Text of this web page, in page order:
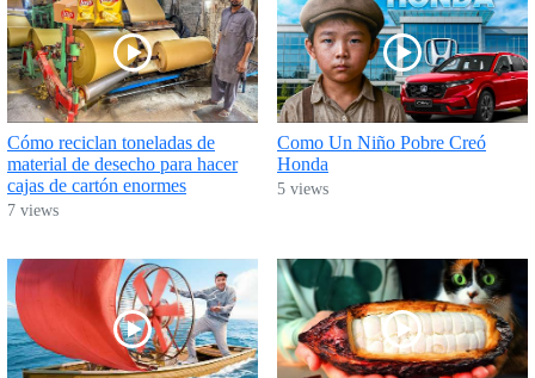
Cómo reciclan toneladas de
material de desecho para hacer
cajas de cartón enormes
7 views
Como Un Niño Pobre Creó
Honda
5 views